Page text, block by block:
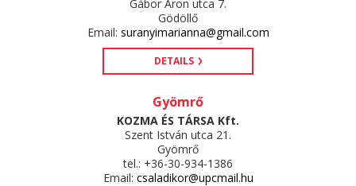
Gábor Áron utca 7.
Gödöllő
Email: suranyimarianna@gmail.com
DETAILS
Gyömrő
KOZMA ÉS TÁRSA Kft.
Szent István utca 21.
Gyömrő
tel.: +36-30-934-1386
Email: csaladikor@upcmail.hu